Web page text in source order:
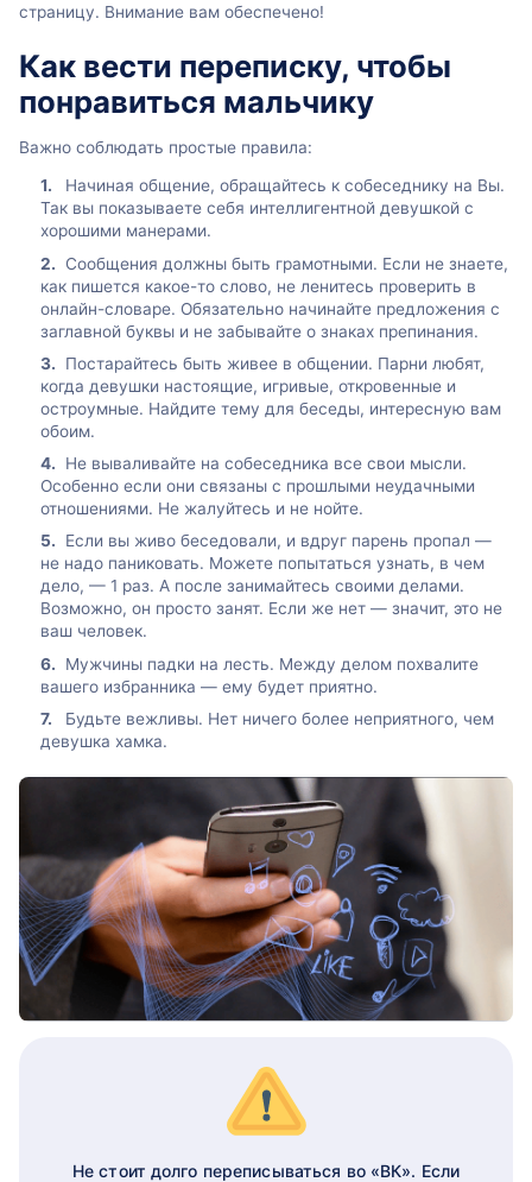
страницу. Внимание вам обеспечено!
Как вести переписку, чтобы
понравиться мальчику
Важно соблюдать простые правила:
Начиная общение, обращайтесь к собеседнику на Вы.
Так вы показываете себя интеллигентной девушкой с
хорошими манерами.
Сообщения должны быть грамотными. Если не знаете,
как пишется какое-то слово, не ленитесь проверить в
онлайн-словаре. Обязательно начинайте предложения с
заглавной буквы и не забывайте о знаках препинания.
Постарайтесь быть живее в общении. Парни любят,
когда девушки настоящие, игривые, откровенные и
остроумные. Найдите тему для беседы, интересную вам
обоим.
Не вываливайте на собеседника все свои мысли.
Особенно если они связаны с прошлыми неудачными
отношениями. Не жалуйтесь и не нойте.
Если вы живо беседовали, и вдруг парень пропал —
не надо паниковать. Можете попытаться узнать, в чем
дело, — 1 раз. А после занимайтесь своими делами.
Возможно, он просто занят. Если же нет — значит, это не
ваш человек.
Мужчины падки на лесть. Между делом похвалите
вашего избранника — ему будет приятно.
Будьте вежливы. Нет ничего более неприятного, чем
девушка хамка.
Не стоит долго переписываться во «ВК». Если